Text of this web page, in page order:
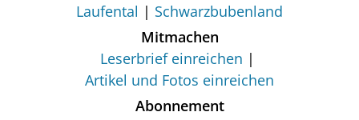
Laufental
Schwarzbubenland
Mitmachen
Leserbrief einreichen
Artikel und Fotos einreichen
Abonnement